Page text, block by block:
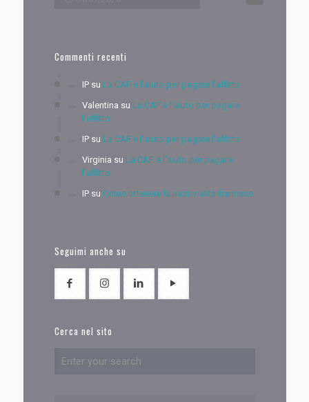
Commenti recenti
IPsu La CAF e l’aiuto per pagare l’affitto
Valentina su La CAF e l’aiuto per pagare
l’affitto
IPsu La CAF e l’aiuto per pagare l’affitto
Virginia su La CAF e l’aiuto per pagare
l’affitto
IPsu Come ottenere la nazionalità francese
Seguimi anche su
Cerca nel sito